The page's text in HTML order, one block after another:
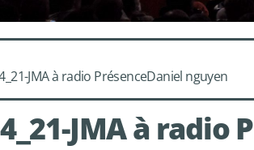
Daphnis et
de
avec le choeur de
JMA à radio PrésenceDaniel nguyen
JMA à